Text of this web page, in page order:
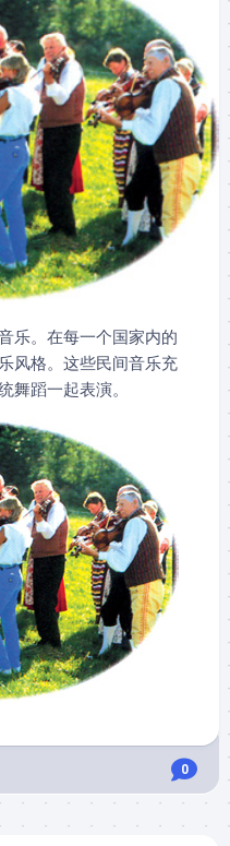
乐。在每一个国家内的
风格。这些民间音乐充
舞蹈一起表演。
0